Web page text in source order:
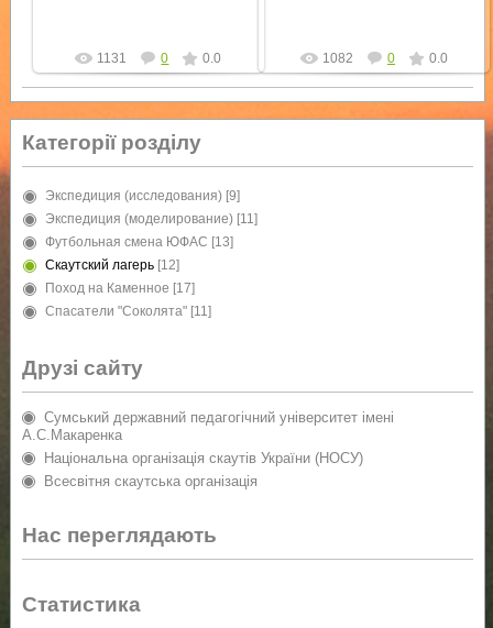
1131 0 0.0 1082 0 0.0
Категорії розділу
Экспедиция (исследования) [9]
Экспедиция (моделирование) [11]
Футбольная смена ЮФАС [13]
Скаутский лагерь [12]
Поход на Каменное [17]
Спасатели "Соколята" [11]
Друзі сайту
Сумський державний педагогічний університет імені
А.С.Макаренка
Національна організація скаутів України (НОСУ)
Всесвітня скаутська організація
Нас переглядають
Статистика